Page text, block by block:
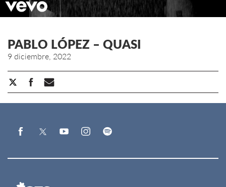
PABLO LÓPEZ – QUASI
9 diciembre, 2022